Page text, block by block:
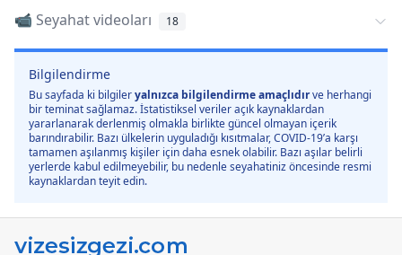
📹 Seyahat videoları
18
Bilgilendirme
Bu sayfada ki bilgileryalnızca bilgilendirme amaçlıdırve herhangi
bir teminat sağlamaz. İstatistiksel veriler açık kaynaklardan
yararlanarak derlenmiş olmakla birlikte güncel olmayan içerik
barındırabilir. Bazı ülkelerin uyguladığı kısıtmalar, COVID-19’a karşı
tamamen aşılanmış kişiler için daha esnek olabilir. Bazı aşılar belirli
yerlerde kabul edilmeyebilir, bu nedenle seyahatiniz öncesinde resmi
kaynaklardan teyit edin.